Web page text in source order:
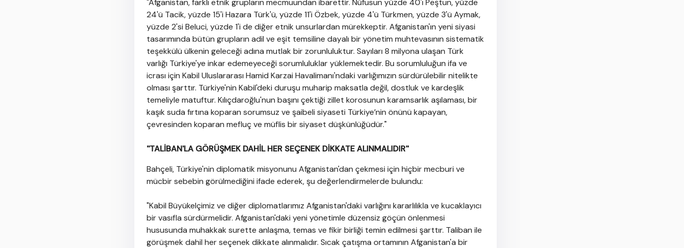
"Afganistan, farklı etnik grupların mecmuundan ibarettir. Nüfusun yüzde 40'ı Peştun, yüzde
24'ü Tacik, yüzde 15'i Hazara Türk'ü, yüzde 11'i Özbek, yüzde 4'ü Türkmen, yüzde 3'ü Aymak,
yüzde 2'si Beluci, yüzde 1'i de diğer etnik unsurlardan mürekkeptir. Afganistan'ın yeni siyasi
tasarımında bütün grupların adil ve eşit temsiline dayalı bir yönetim muhtevasının sistematik
teşekkülü ülkenin geleceği adına mutlak bir zorunluluktur. Sayıları 8 milyona ulaşan Türk
varlığı Türkiye'ye inkar edemeyeceği sorumluluklar yüklemektedir. Bu sorumluluğun ifa ve
icrası için Kabil Uluslararası Hamid Karzai Havalimanı'ndaki varlığımızın sürdürülebilir nitelikte
olması şarttır. Türkiye'nin Kabil'deki duruşu muharip maksatla değil, dostluk ve kardeşlik
temeliyle matuftur. Kılıçdaroğlu'nun başını çektiği zillet korosunun karamsarlık aşılaması, bir
kaşık suda fırtına koparan sorumsuz ve şaibeli siyaseti Türkiye’nin önünü kapayan,
çevresinden koparan mefluç ve müflis bir siyaset düşkünlüğüdür."
''TALİBAN'LA GÖRÜŞMEK DAHİL HER SEÇENEK DİKKATE ALINMALIDIR''
Bahçeli, Türkiye'nin diplomatik misyonunu Afganistan'dan çekmesi için hiçbir mecburi ve
mücbir sebebin görülmediğini ifade ederek, şu değerlendirmelerde bulundu:
"Kabil Büyükelçimiz ve diğer diplomatlarımız Afganistan'daki varlığını kararlılıkla ve kucaklayıcı
bir vasıfla sürdürmelidir. Afganistan'daki yeni yönetimle düzensiz göçün önlenmesi
hususunda muhakkak surette anlaşma, temas ve fikir birliği temin edilmesi şarttır. Taliban ile
görüşmek dahil her seçenek dikkate alınmalıdır. Sıcak çatışma ortamının Afganistan'a bir